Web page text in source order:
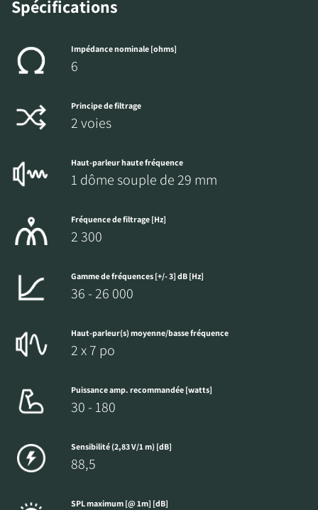
Spécifications
Impédance nominale [ohms]
6
Principe de filtrage
2 voies
Haut-parleur haute fréquence
1 dôme souple de 29 mm
Fréquence de filtrage [Hz]
2 300
Gamme de fréquences [+/- 3] dB [Hz]
36 - 26 000
Haut-parleur(s) moyenne/basse fréquence
2 x 7 po
Puissance amp. recommandée [watts]
30 - 180
Sensibilité (2,83 V/1 m) [dB]
88,5
SPL maximum [@ 1m] [dB]